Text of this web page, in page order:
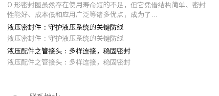
O 形密封圈虽然存在使用寿命短的不足，但它凭借结构简单、密封
性能好、成本低和应用广泛等诸多优点，成为了…
液压密封件：守护液压系统的关键防线
液压密封件：守护液压系统的关键防线
液压配件之管接头：多样连接，稳固密封
液压配件之管接头：多样连接，稳固密封